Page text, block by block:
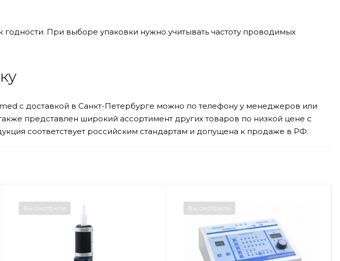
При выборе упаковки нужно учитывать частоту проводимых
с доставкой в Санкт-Петербурге можно по телефону у менеджеров или
представлен широкий ассортимент других товаров по низкой цене с
соответствует российским стандартам и допущена к продаже в РФ.
Вы смотрели Вы смотрели